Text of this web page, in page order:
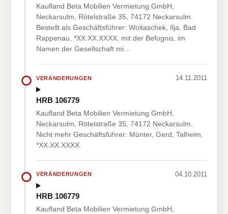
Kaufland Beta Mobilien Vermietung GmbH,
Neckarsulm, Rötelstraße 35, 74172 Neckarsulm.
Bestellt als Geschäftsführer: Woitaschek, Ilja, Bad
Rappenau, *XX.XX.XXXX, mit der Befugnis, im
Namen der Gesellschaft mi…
VERÄNDERUNGEN 14.11.2011
HRB 106779
Kaufland Beta Mobilien Vermietung GmbH,
Neckarsulm, Rötelstraße 35, 74172 Neckarsulm.
Nicht mehr Geschäftsführer: Münter, Gerd, Talheim,
*XX.XX.XXXX.
VERÄNDERUNGEN 04.10.2011
HRB 106779
Kaufland Beta Mobilien Vermietung GmbH,